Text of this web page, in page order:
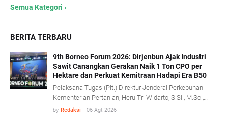
Semua Kategori ›
BERITA TERBARU
9th Borneo Forum 2026: Dirjenbun Ajak Industri
Sawit Canangkan Gerakan Naik 1 Ton CPO per
Hektare dan Perkuat Kemitraan Hadapi Era B50
Pelaksana Tugas (Plt.) Direktur Jenderal Perkebunan
Kementerian Pertanian, Heru Tri Widarto, S.Si., M.Sc.,
mengajak seluruh pemangku kepentingan industri kelapa
by Redaksi - 06 Agt 2026